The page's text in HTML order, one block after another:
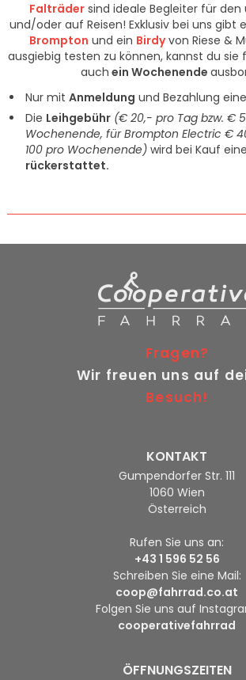
Falträdersind ideale Begleiter für den
und/oder auf Reisen! Exklusiv bei uns gibt
Brompton und ein Birdyvon Riese &
ausgiebig testen zu können, kannst du
auch ein Wochenende
Nur mit Anmeldung und Bezahlung
Die Leihgebühr (€ 20,- pro Tag bzw. €
Wochenende, für Brompton Electric €
100 pro Wochenende)wird bei Kauf
rückerstattet.
Fragen?
Wir freuen uns auf
Besuch!
KONTAKT
Gumpendorfer Str. 111
1060 Wien
Österreich
Rufen Sie uns an:
+43 1 596 52 56
Schreiben Sie eine Mail:
coop@fahrrad.co.at
Folgen Sie uns auf
cooperativefahrrad
ÖFFNUNGSZEITEN